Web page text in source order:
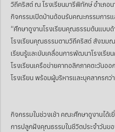
วิถีคริสต์ ณ โรงเรียนมารีพิทักษ์ อำเภอ
กิจกรรมเปิดบ้านต้อนรับคณะกรรมการ
“ศึกษาดูงานโรงเรียนคุณธรรมต้นแบบ
โรงเรียนคุณธรรมตามวิถีคริสต์ สังฆม
เรียนรู้และขับเคลื่อนการพัฒนาโรงเรี
โรงเรียนเครือข่ายคาทอลิกภาคตะวันออ
โรงเรียน พร้อมผู้บริหารและบุคลากรกว่
กิจกรรมในช่วงเช้า คณะศึกษาดูงานได้
การปลูกฝังคุณธรรมในชีวิตประจำวันข